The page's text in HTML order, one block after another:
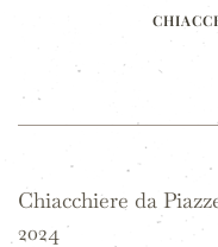
Chiacchiere da
2024